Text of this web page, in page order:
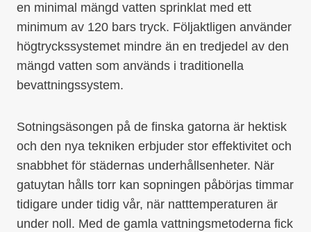
en minimal mängd vatten sprinklat med ett
minimum av 120 bars tryck. Följaktligen använder
högtryckssystemet mindre än en tredjedel av den
mängd vatten som används i traditionella
bevattningssystem.
Sotningsäsongen på de finska gatorna är hektisk
och den nya tekniken erbjuder stor effektivitet och
snabbhet för städernas underhållsenheter. När
gatuytan hålls torr kan sopningen påbörjas timmar
tidigare under tidig vår, när natttemperaturen är
under noll. Med de gamla vattningsmetoderna fick